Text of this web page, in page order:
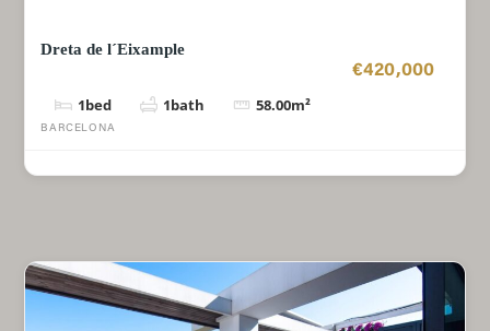
Dreta de l´Eixample
€420,000
1bed 1bath 58.00m²
BARCELONA